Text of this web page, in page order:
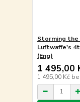
Storming the
Luftwaffe's
(Eng)
1 495,00
1 495,00 Kč